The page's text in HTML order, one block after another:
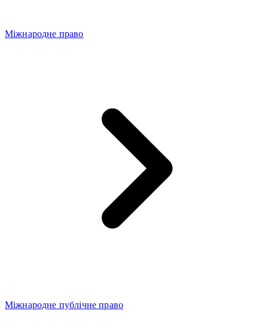
Міжнародне право
Міжнародне публічне право